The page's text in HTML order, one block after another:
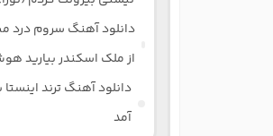
دانلود آهنگ سروم درد
از ملک اسکندر بیارید
دانلود آهنگ ترند
آمد